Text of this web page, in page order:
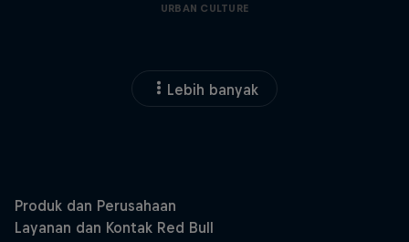
URBAN CULTURE
Lebih banyak